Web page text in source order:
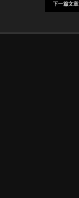
下一篇文章